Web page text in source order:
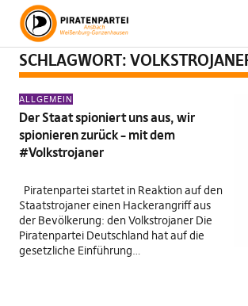
SCHLAGWORT:
ALLGEMEIN
Der Staat spioniert uns aus, wir
spionieren zurück – mit dem
#Volkstrojaner
Piratenpartei startet in Reaktion auf den
Staatstrojaner einen Hackerangriff aus
der Bevölkerung: den Volkstrojaner Die
Piratenpartei Deutschland hat auf die
gesetzliche Einführung…